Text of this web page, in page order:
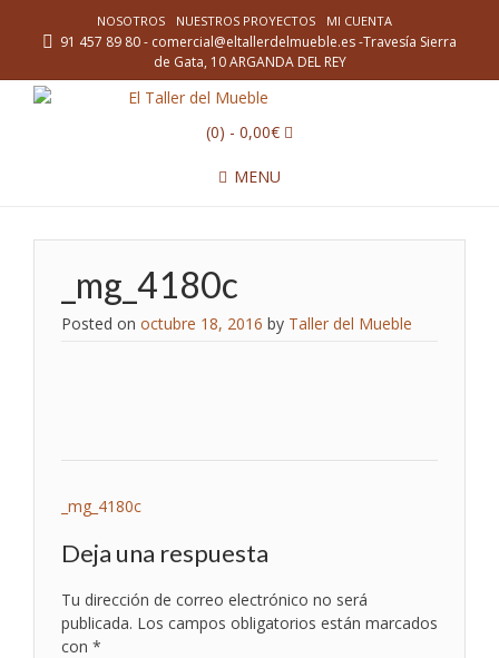
NOSOTROS NUESTROS PROYECTOS MI CUENTA
91 457 89 80 - comercial@eltallerdelmueble.es -Travesía Sierra
de Gata, 10 ARGANDA DEL REY
(0) - 0,00€
MENU
_mg_4180c
Posted on octubre 18, 2016 by Taller del Mueble
Navegación
de
entradas
_mg_4180c
Deja una respuesta
Tu dirección de correo electrónico no será
publicada. Los campos obligatorios están marcados
con *